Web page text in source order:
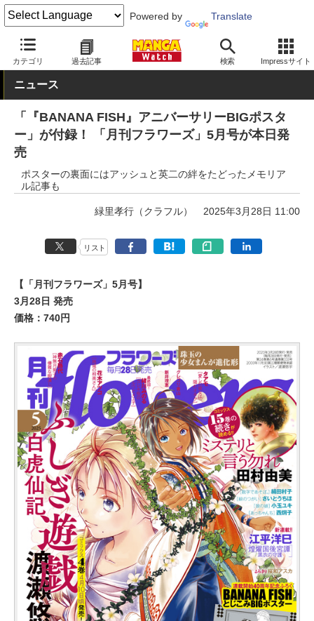
Powered by Translate
カテゴリ 過去記事 検索 Impressサイト
MANGA Watch 雑誌
ニュース
「『BANANA FISH』アニバーサリーBIGポスタ
ー」が付録！ 「月刊フラワーズ」5月号が本日発
売
ポスターの裏面にはアッシュと英二の絆をたどったメモリア
ル記事も
緑里孝行（クラフル） 2025年3月28日 11:00
リスト
【「月刊フラワーズ」5月号】
3月28日 発売
価格：740円